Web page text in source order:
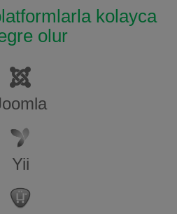
kolayca
olur
Yii